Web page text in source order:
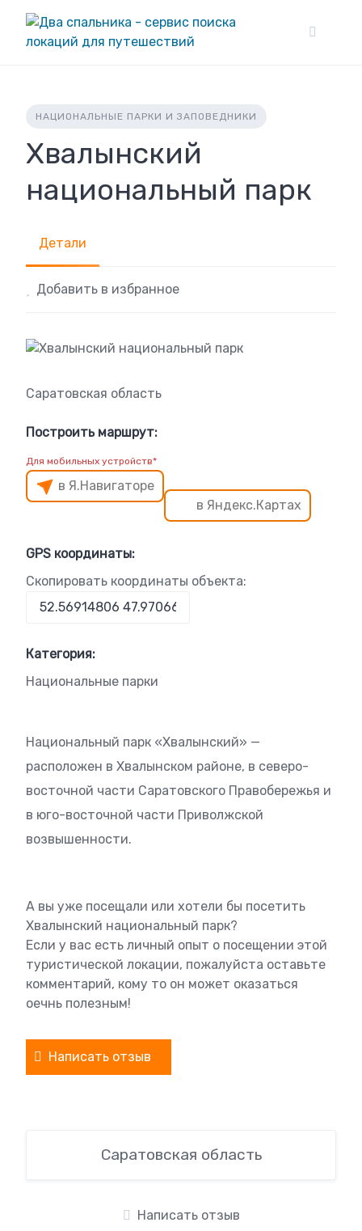
content
НАЦИОНАЛЬНЫЕ ПАРКИ И ЗАПОВЕДНИКИ
Хвалынский
национальный парк
Детали
Добавить в избранное
Саратовская область
Построить маршрут:
Для мобильных устройств*
в Я.Навигаторе
в Яндекс.Картах
GPS координаты:
Скопировать координаты объекта:
Категория:
Национальные парки
Национальный парк «Хвалынский» —
расположен в Хвалынском районе, в северо-
восточной части Саратовского Правобережья и
в юго-восточной части Приволжской
возвышенности.
А вы уже посещали или хотели бы посетить
Хвалынский национальный парк?
Если у вас есть личный опыт о посещении этой
туристической локации, пожалуйста оставьте
комментарий, кому то он может оказаться
оечнь полезным!
Написать отзыв
Саратовская область
Написать отзыв